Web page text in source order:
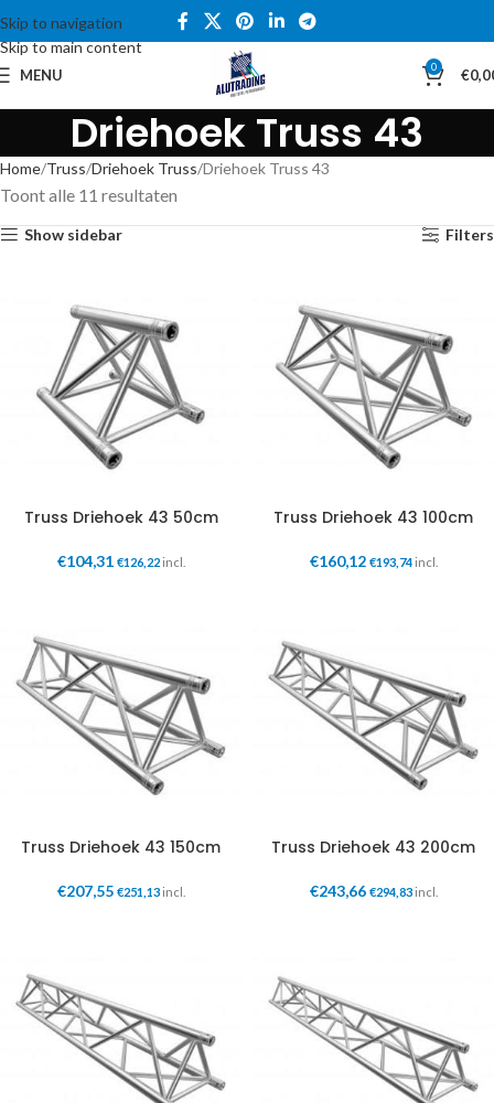
Skip to navigation
Skip to main content
MENU 0 €
Driehoek Truss 43
Home Truss Driehoek Truss Driehoek Truss 43
Toont alle 11 resultaten
Show sidebar Filters
Truss Driehoek 43 50cm
€104,31 €126,22incl.
Truss Driehoek 43 100cm
€160,12 €193,74incl.
Truss Driehoek 43 150cm
€207,55 €251,13incl.
Truss Driehoek 43 200cm
€243,66 €294,83incl.